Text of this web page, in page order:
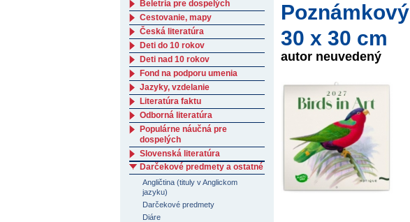
30 x 30 cm
autor neuvedený
Beletria pre dospelých
Cestovanie, mapy
Česká literatúra
Deti do 10 rokov
Deti nad 10 rokov
Fond na podporu umenia
Jazyky, vzdelanie
Literatúra faktu
Odborná literatúra
Populárne náučná pre
dospelých
Slovenská literatúra
Darčekové predmety a ostatné
Angličtina (tituly v Anglickom
jazyku)
Darčekové predmety
Diáre